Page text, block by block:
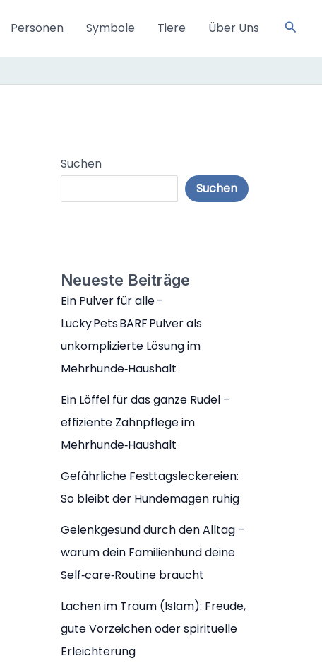
Personen Symbole Tiere Über Uns
S
h
Suchen
Suchen
Neueste Beiträge
Ein Pulver für alle –
Lucky Pets BARF Pulver als
unkomplizierte Lösung im
Mehrhunde‑Haushalt
Ein Löffel für das ganze Rudel –
effiziente Zahnpflege im
Mehrhunde‑Haushalt
Gefährliche Festtagsleckereien:
So bleibt der Hundemagen ruhig
Gelenkgesund durch den Alltag –
warum dein Familienhund deine
Self‑care‑Routine braucht
Lachen im Traum (Islam): Freude,
gute Vorzeichen oder spirituelle
Erleichterung